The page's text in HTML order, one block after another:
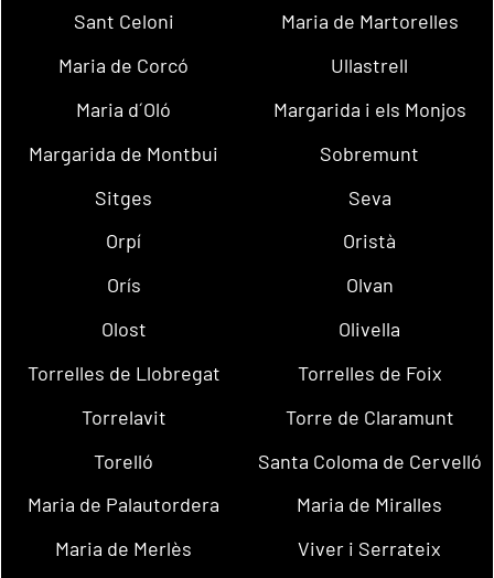
Sant Celoni
Maria de Martorelles
Maria de Corcó
Ullastrell
Maria d´Oló
Margarida i els Monjos
Margarida de Montbui
Sobremunt
Sitges
Seva
Orpí
Oristà
Orís
Olvan
Olost
Olivella
Torrelles de Llobregat
Torrelles de Foix
Torrelavit
Torre de Claramunt
Torelló
Santa Coloma de Cervelló
Maria de Palautordera
Maria de Miralles
Maria de Merlès
Viver i Serrateix